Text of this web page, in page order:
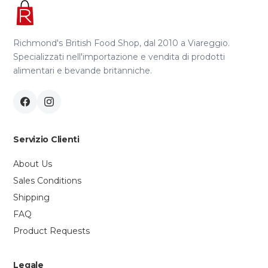
Richmond's British Food Shop, dal 2010 a Viareggio.
Specializzati nell'importazione e vendita di prodotti
alimentari e bevande britanniche.
Servizio Clienti
About Us
Sales Conditions
Shipping
FAQ
Product Requests
Legale